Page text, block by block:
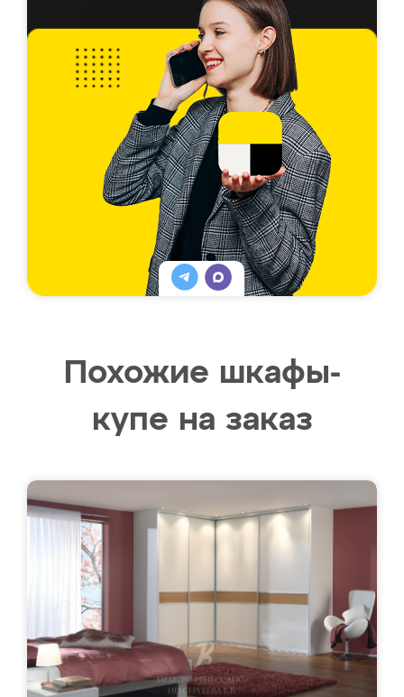
Похожие шкафы-
купе на заказ